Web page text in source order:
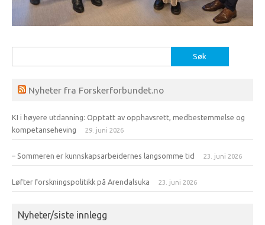
etter:
Nyheter fra Forskerforbundet.no
KI i høyere utdanning: Opptatt av opphavsrett, medbestemmelse og
kompetanseheving
29. juni 2026
– Sommeren er kunnskapsarbeidernes langsomme tid 23. juni 2026
Løfter forskningspolitikk på Arendalsuka 23. juni 2026
Nyheter/siste innlegg